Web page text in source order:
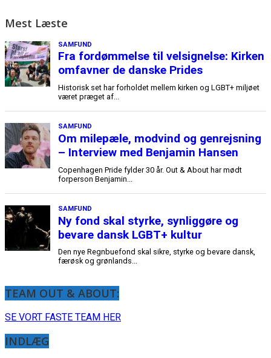
Mest Læste
TEAM OUT & ABOUT:
SE VORT FASTE TEAM HER
INDLÆG